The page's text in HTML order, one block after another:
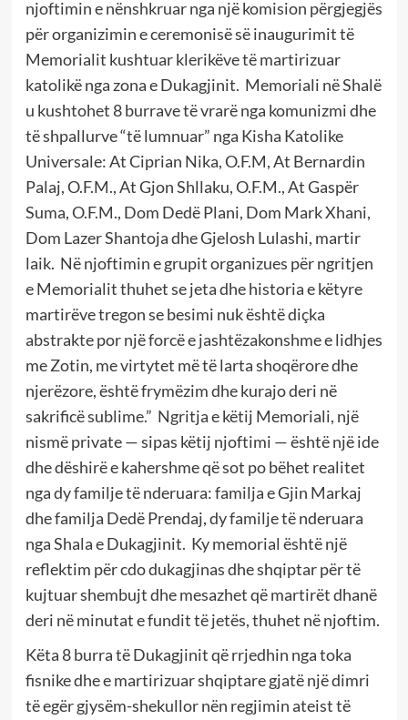
njoftimin e nënshkruar nga një komision përgjegjës
për organizimin e ceremonisë së inaugurimit të
Memorialit kushtuar klerikëve të martirizuar
katolikë nga zona e Dukagjinit. Memoriali në Shalë
u kushtohet 8 burrave të vrarë nga komunizmi dhe
të shpallurve “të lumnuar” nga Kisha Katolike
Universale: At Ciprian Nika, O.F.M, At Bernardin
Palaj, O.F.M., At Gjon Shllaku, O.F.M., At Gaspër
Suma, O.F.M., Dom Dedë Plani, Dom Mark Xhani,
Dom Lazer Shantoja dhe Gjelosh Lulashi, martir
laik. Në njoftimin e grupit organizues për ngritjen
e Memorialit thuhet se jeta dhe historia e këtyre
martirëve tregon se besimi nuk është diçka
abstrakte por një forcë e jashtëzakonshme e lidhjes
me Zotin, me virtytet më të larta shoqërore dhe
njerëzore, është frymëzim dhe kurajo deri në
sakrificë sublime.” Ngritja e këtij Memoriali, një
nismë private — sipas këtij njoftimi — është një ide
dhe dëshirë e kahershme që sot po bëhet realitet
nga dy familje të nderuara: familja e Gjin Markaj
dhe familja Dedë Prendaj, dy familje të nderuara
nga Shala e Dukagjinit. Ky memorial është një
reflektim për cdo dukagjinas dhe shqiptar për të
kujtuar shembujt dhe mesazhet që martirët dhanë
deri në minutat e fundit të jetës, thuhet në njoftim.
Këta 8 burra të Dukagjinit që rrjedhin nga toka
fisnike dhe e martirizuar shqiptare gjatë një dimri
të egër gjysëm-shekullor nën regjimin ateist të